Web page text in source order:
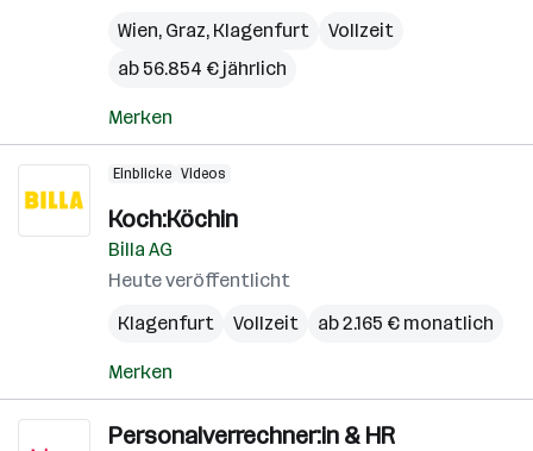
Wien, Graz, Klagenfurt
Vollzeit
ab 56.854 € jährlich
Merken
Einblicke Videos
Koch:Köchin
Billa AG
Heute veröffentlicht
Klagenfurt
Vollzeit ab 2.165 € monatlich
Merken
Personalverrechner:in & HR